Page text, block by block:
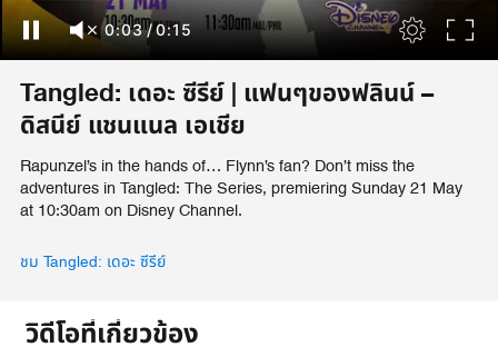
0:03/0:15
Tangled: เดอะ ซีรีย์ | แฟนๆของฟลินน์ –
ดิสนีย์ แชนแนล เอเชีย
Rapunzel’s in the hands of… Flynn’s fan? Don’t miss the
adventures in Tangled: The Series, premiering Sunday 21 May
at 10:30am on Disney Channel.
ชม Tangled: เดอะ ซีรีย์
วิดีโอที่เกี่ยวข้อง